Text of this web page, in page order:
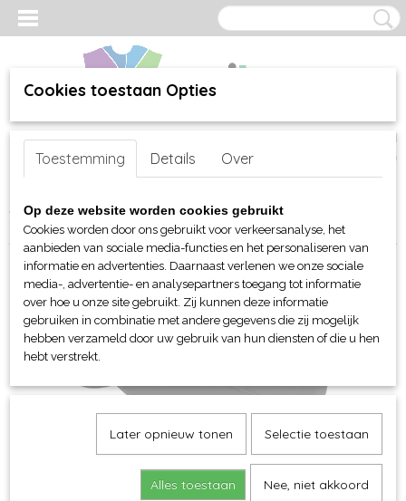
Inloggen Registreren
(0)
Home >webshop>Per merk >Myrtle Beach hoofd-handen
> Myrtle Beach 6 panelen Sport Mesh cap
Cookies toestaan Opties
Toestemming Details Over
Op deze website worden cookies gebruikt
Cookies worden door ons gebruikt voor verkeersanalyse, het
aanbieden van sociale media-functies en het personaliseren van
informatie en advertenties. Daarnaast verlenen we onze sociale
media-, advertentie- en analysepartners toegang tot informatie
over hoe u onze site gebruikt. Zij kunnen deze informatie
gebruiken in combinatie met andere gegevens die zij mogelijk
hebben verzameld door uw gebruik van hun diensten of die u hen
hebt verstrekt.
Later opnieuw tonen Selectie toestaan
Alles toestaan Nee, niet akkoord